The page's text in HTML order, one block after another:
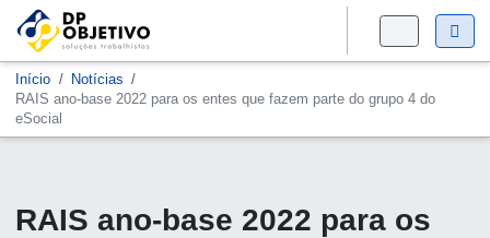
Início
Notícias
RAIS ano-base 2022 para os entes que fazem parte do grupo 4 do
eSocial
RAIS ano-base 2022 para os